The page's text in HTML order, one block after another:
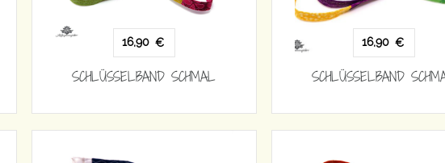
16,90 €
SCHLÜSSELBAND SCHMAL
16,90 €
SCHLÜSSELBAND